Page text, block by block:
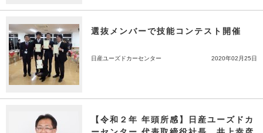
選抜メンバーで技能コンテスト開催
日産ユーズドカーセンター 2020年02月25日
【令和２年 年頭所感】日産ユーズドカ